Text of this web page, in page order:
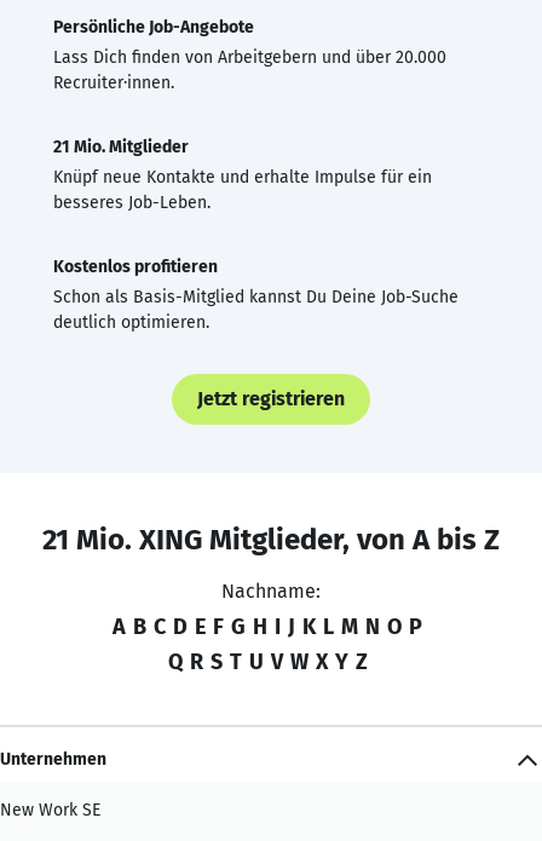
Persönliche Job-Angebote
Lass Dich finden von Arbeitgebern und über 20.000
Recruiter·innen.
21 Mio. Mitglieder
Knüpf neue Kontakte und erhalte Impulse für ein
besseres Job-Leben.
Kostenlos profitieren
Schon als Basis-Mitglied kannst Du Deine Job-Suche
deutlich optimieren.
Jetzt registrieren
21 Mio. XING Mitglieder, von A bis Z
Nachname:
A B C D E F G H I J K L M N O P
Q R S T U V W X Y Z
Unternehmen
New Work SE